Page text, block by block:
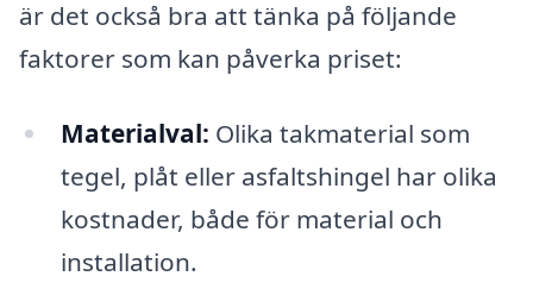
är det också bra att tänka på följande
faktorer som kan påverka priset:
Materialval: Olika takmaterial som
tegel, plåt eller asfaltshingel har olika
kostnader, både för material och
installation.